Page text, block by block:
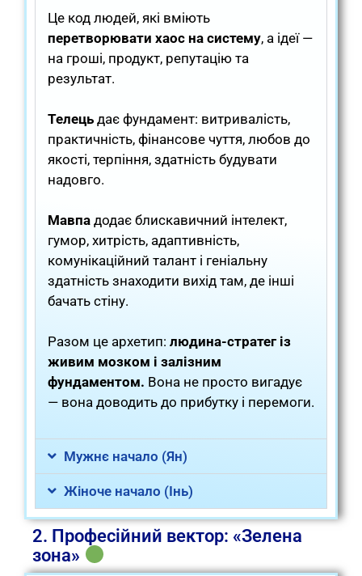
Це код людей, які вміють
перетворювати хаос на систему, а ідеї —
на гроші, продукт, репутацію та
результат.
Телець дає фундамент: витривалість,
практичність, фінансове чуття, любов до
якості, терпіння, здатність будувати
надовго.
Мавпа додає блискавичний інтелект,
гумор, хитрість, адаптивність,
комунікаційний талант і геніальну
здатність знаходити вихід там, де інші
бачать стіну.
Разом це архетип: людина-стратег із
живим мозком і залізним
фундаментом. Вона не просто вигадує
— вона доводить до прибутку і перемоги.
Мужнє начало (Ян)
Жіноче начало (Інь)
2. Професійний вектор: «Зелена
зона»